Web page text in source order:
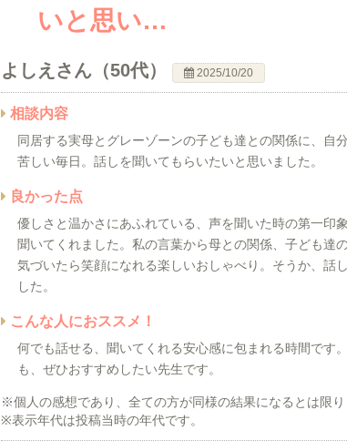
いと思い…
よしえさん（50代） 2025/10/20
相談内容
同居する実母とグレーゾーンの子ども達との関係に、自
苦しい毎日。話しを聞いてもらいたいと思いました。
良かった点
優しさと温かさにあふれている、声を聞いた時の第一印
聞いてくれました。私の言葉から母との関係、子ども達
気づいたら笑顔になれる楽しいおしゃべり。そうか、話
した。
こんな人におススメ！
何でも話せる、聞いてくれる安心感に包まれる時間です
も、ぜひおすすめしたい先生です。
※個人の感想であり、全ての方が同様の結果になるとは限り
※表示年代は投稿当時の年代です。